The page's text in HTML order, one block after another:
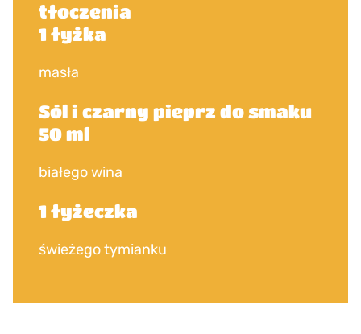
tłoczenia
1 łyżka
masła
Sól i czarny pieprz do smaku
50 ml
białego wina
1 łyżeczka
świeżego tymianku